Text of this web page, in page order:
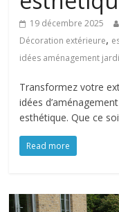
19 décembre 2025
Décoration extérieure,
idées aménagement
Transformez votre
idées
esthétique. Que ce
Read more